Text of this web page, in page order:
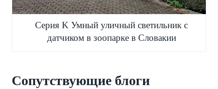
Серия K Умный уличный светильник с
датчиком в зоопарке в Словакии
Сопутствующие блоги